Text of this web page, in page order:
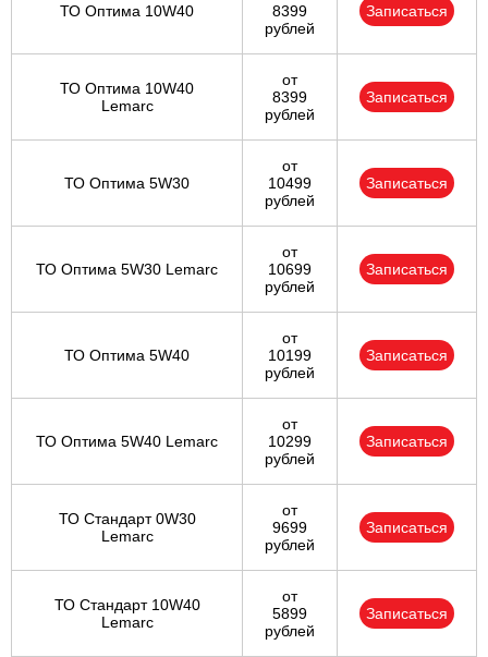
ТО Оптима 10W40
8399
рублей
Записаться
ТО Оптима 10W40
Lemarc
от
8399
рублей
Записаться
ТО Оптима 5W30
от
10499
рублей
Записаться
ТО Оптима 5W30 Lemarc
от
10699
рублей
Записаться
ТО Оптима 5W40
от
10199
рублей
Записаться
ТО Оптима 5W40 Lemarc
от
10299
рублей
Записаться
ТО Стандарт 0W30
Lemarc
от
9699
рублей
Записаться
ТО Стандарт 10W40
Lemarc
от
5899
рублей
Записаться